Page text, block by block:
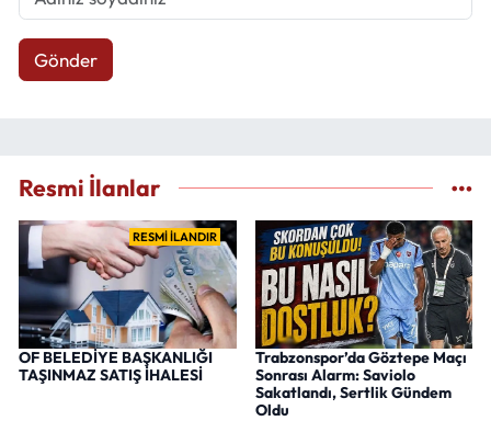
Gönder
Resmi İlanlar
RESMİ İLANDIR
OF BELEDİYE BAŞKANLIĞI
TAŞINMAZ SATIŞ İHALESİ
Trabzonspor’da Göztepe Maçı
Sonrası Alarm: Saviolo
Sakatlandı, Sertlik Gündem
Oldu